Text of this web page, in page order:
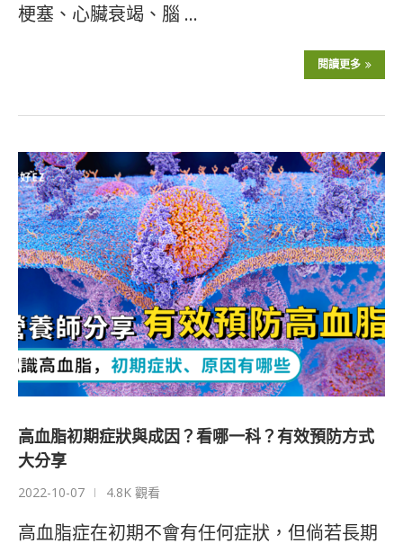
梗塞、心臟衰竭、腦 …
閱讀更多
高血脂初期症狀與成因？看哪一科？有效預防方式
大分享
2022-10-07 4.8K 觀看
高血脂症在初期不會有任何症狀，但倘若長期